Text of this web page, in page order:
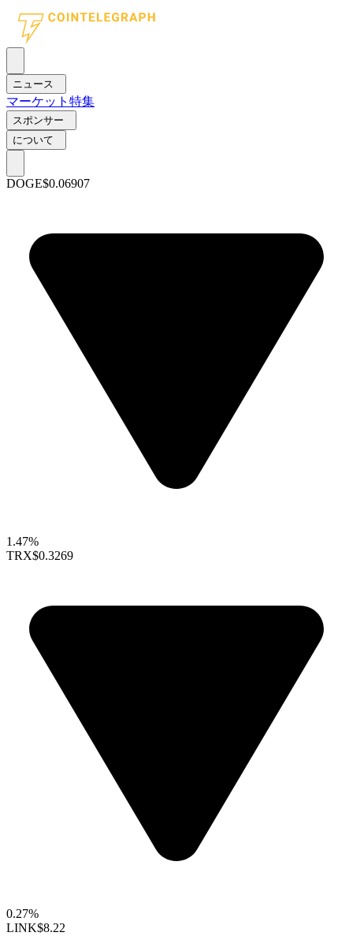
ニュース
マーケット 特集
スポンサー
について
DOGE$0.06907
1.47%
TRX$0.3269
0.27%
LINK$8.22